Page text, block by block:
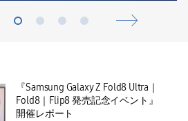
『Samsung Galaxy Z Fold8 Ultra｜
Fold8｜Flip8 発売記念イベント』
開催レポート